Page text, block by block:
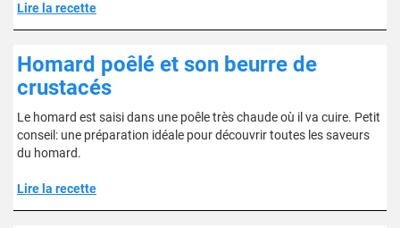
Lire la recette
Homard poêlé et son beurre de
crustacés
Le homard est saisi dans une poêle très chaude où il va cuire. Petit
conseil: une préparation idéale pour découvrir toutes les saveurs
du homard.
Lire la recette